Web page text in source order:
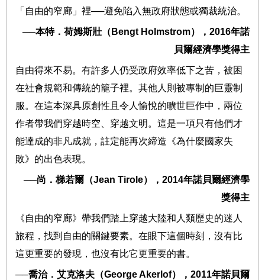
「自由的窄廊」裡──避免陷入無政府狀態或獨裁統治。
──本特．荷姆斯壯（ Bengt Holmstrom）， 2016年諾
貝爾經濟學獎得主
自由得來不易。有許多人仍受政府效率低下之苦，被困
在社會規範和傳統的籠子裡。其他人則被專制的巨靈制
服。在這本深具原創性且令人愉悅的曠世巨作中，兩位
作者帶我們穿越時空、穿越文明。這是一項只有他們才
能達成的非凡成就，註定能再次締造《為什麼國家失
敗》的出色表現。
──尚．梯若爾（Jean Tirole）， 2014年諾貝爾經濟學
獎得主
《自由的窄廊》帶我們踏上穿越大陸和人類歷史的迷人
旅程，找到自由的關鍵要素。在眼下這個時刻，沒有比
這更重要的發現，也沒有比它更重要的書。
──喬治．艾克洛夫（George Akerlof）， 2011年諾貝爾